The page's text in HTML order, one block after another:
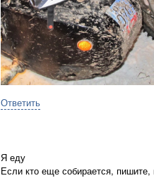
Ответить
Я еду
Если кто еще собирается, пишите,